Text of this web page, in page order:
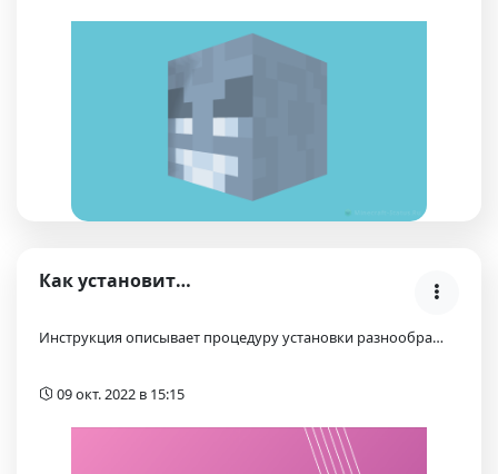
Как установить плагин на Атернос сервере Minecraft…
Инструкция описывает процедуру установки разнообра…
09 окт. 2022 в 15:15